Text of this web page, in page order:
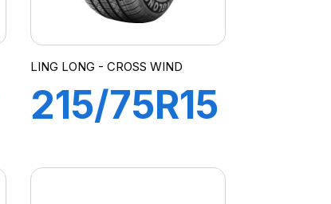
LING LONG - CROSS WIND
215/75R15